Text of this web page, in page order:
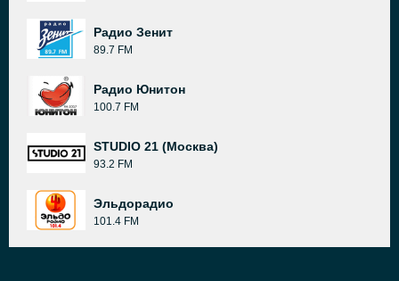
Радио Зенит
89.7 FM
Радио Юнитон
100.7 FM
STUDIO 21 (Москва)
93.2 FM
Эльдорадио
101.4 FM